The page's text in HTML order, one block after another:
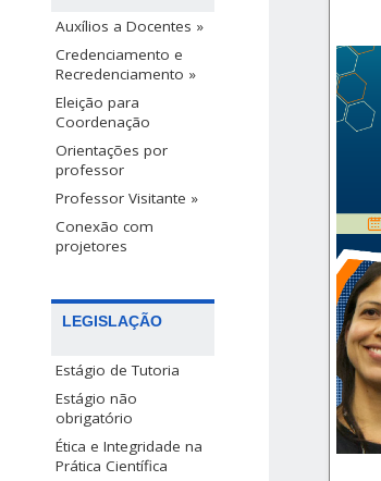
Auxílios a Docentes »
Credenciamento e
Recredenciamento »
Eleição para
Coordenação
Orientações por
professor
Professor Visitante »
Conexão com
projetores
LEGISLAÇÃO
Estágio de Tutoria
Estágio não
obrigatório
Ética e Integridade na
Prática Científica